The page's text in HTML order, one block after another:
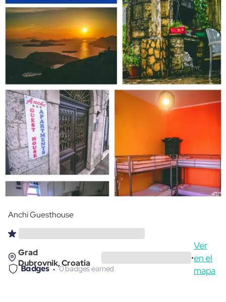
Anchi Guesthouse
Grad
Dubrovnik, Croatia
•
Ver
en el
mapa
Badges 0 badges earned